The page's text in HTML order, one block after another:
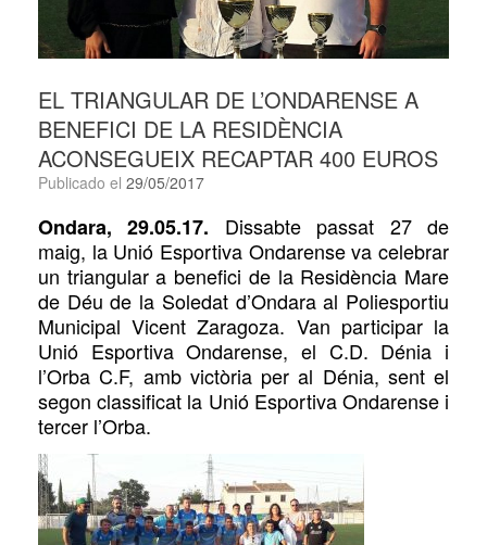
EL TRIANGULAR DE L’ONDARENSE A
BENEFICI DE LA RESIDÈNCIA
ACONSEGUEIX RECAPTAR 400 EUROS
Publicado el 29/05/2017
Ondara, 29.05.17. Dissabtepassat 27 de
maig, la Unió Esportiva Ondarense va celebrar
un triangular a benefici de la Residència Mare
de Déu de la Soledat d’Ondara al Poliesportiu
Municipal Vicent Zaragoza. Van participar la
Unió Esportiva Ondarense, el C.D. Dénia i
l’Orba C.F, amb victòria per al Dénia, sent el
segon classificat la Unió Esportiva Ondarense i
tercer l’Orba.